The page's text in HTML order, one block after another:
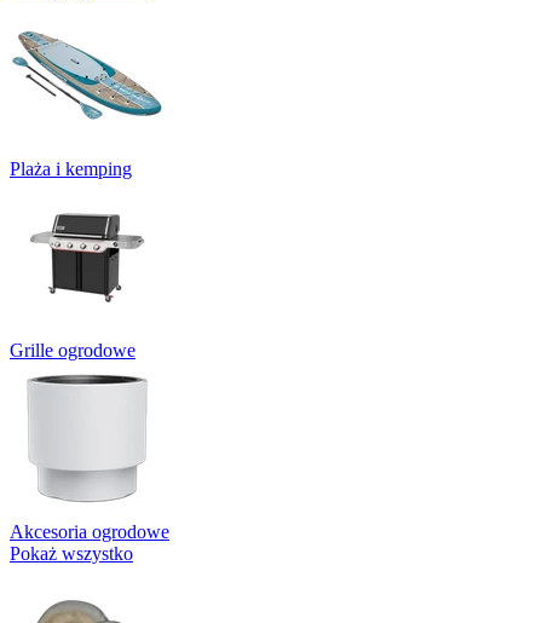
Plaża i kemping
Grille ogrodowe
Akcesoria ogrodowe
Pokaż wszystko